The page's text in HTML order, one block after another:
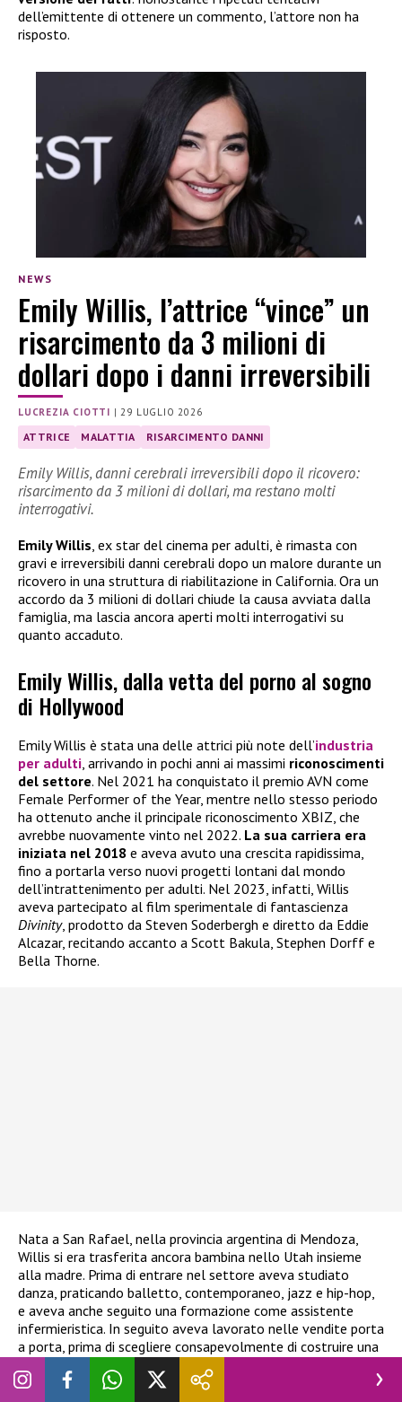
dell’emittente di ottenere un commento, l’attore non ha
risposto.
NEWS
Emily Willis, l’attrice “vince” un
risarcimento da 3 milioni di
dollari dopo i danni irreversibili
LUCREZIA CIOTTI |29 LUGLIO 2026
ATTRICE MALATTIA RISARCIMENTO DANNI
Emily Willis, danni cerebrali irreversibili dopo il ricovero:
risarcimento da 3 milioni di dollari, ma restano molti
interrogativi.
Emily Willis, ex star del cinema per adulti, è rimasta con
gravi e irreversibili danni cerebrali dopo un malore durante un
ricovero in una struttura di riabilitazione in California. Ora un
accordo da 3 milioni di dollari chiude la causa avviata dalla
famiglia, ma lascia ancora aperti molti interrogativi su
quanto accaduto.
Emily Willis, dalla vetta del porno al sogno
di Hollywood
Emily Willis è stata una delle attrici più note dell’industria
per adulti , arrivando in pochi anni ai massimi riconoscimenti
del settore. Nel 2021 ha conquistato il premio AVN come
Female Performer of the Year, mentre nello stesso periodo
ha ottenuto anche il principale riconoscimento XBIZ, che
avrebbe nuovamente vinto nel 2022. La sua carriera era
iniziata nel 2018 e aveva avuto una crescita rapidissima,
fino a portarla verso nuovi progetti lontani dal mondo
dell’intrattenimento per adulti. Nel 2023, infatti, Willis
aveva partecipato al film sperimentale di fantascienza
Divinity, prodotto da Steven Soderbergh e diretto da Eddie
Alcazar, recitando accanto a Scott Bakula, Stephen Dorff e
Bella Thorne.
Nata a San Rafael, nella provincia argentina di Mendoza,
Willis si era trasferita ancora bambina nello Utah insieme
alla madre. Prima di entrare nel settore aveva studiato
danza, praticando balletto, contemporaneo, jazz e hip-hop,
e aveva anche seguito una formazione come assistente
infermieristica. In seguito aveva lavorato nelle vendite porta
a porta, prima di scegliere consapevolmente di costruire una